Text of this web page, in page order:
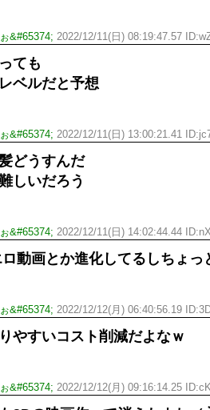
&#65374; 2022/12/11(日) 08:19:47.57
ても
ベルだと予想
&#65374; 2022/12/11(日) 13:00:21.41
どうすんだ
しいだろう
&#65374; 2022/12/11(日) 14:02:44.44
動画とか進化してるしちょっ
&#65374; 2022/12/12(月) 06:40:56.19
やすいコスト削減だよなｗ
&#65374; 2022/12/12(月) 09:16:14.25